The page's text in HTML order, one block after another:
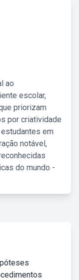
ao
escolar,
priorizam
por criatividade
em
notável,
do mundo -